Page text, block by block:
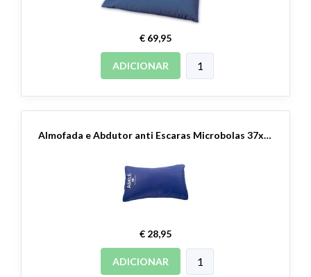
€ 69,95
ADICIONAR
Almofada e Abdutor anti Escaras Microbolas 37x26
€ 28,95
ADICIONAR